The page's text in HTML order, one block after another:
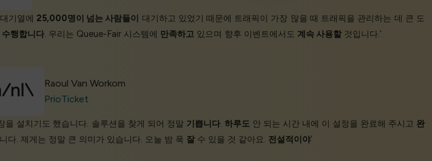
기열에 25,000명이 넘는 사람들이 대기하고 있었기 때문에 트래픽이 가장 많을 때 트래픽을 관리하는 데 큰 도
수행합니다. 우리는 Queue-Fair 시스템에 만족하고 있으며 향후 이벤트에서도 계속 사용할 것입니다.’
Raoul Van Workom
PrioTicket
을 설치기도 했습니다. 솔루션을 찾게 되어 정말 기쁩니다. 하루도안 되는 시간 내에 이 설정을 완료해 주시고 완
다. 제게는 정말 큰 의미가 있습니다. 오늘 밤 푹 잘 수 있을 것 같아요. 전설적이야’